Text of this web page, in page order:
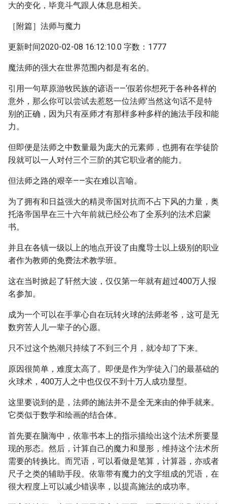
大的变化，毕竟斗气跟人体息息相关。
［附篇］法师与魔力
更新时间2020-02-08 16:12:10.0 字数：1777
魔法师的强大在世界范围内都是有名的。
引用一句草原游牧民族的谚语——‘假若你想死于各种各样的
意外，那么你可以尝试去惹怒一位法师’当然这句话不是特
别的正确，因为只有巫师才有那样多种多样的施法手段和能
力。
但即便是法师之中数量最为庞大的元素师，也拥有在学徒阶
段就可以一人对付三个三阶的其它职业者的能力。
但法师之路的艰辛——实在难以言喻。
为了拥有和日益强大的精灵帝国对抗而不占下风的力量，奥
托洛帝国早在三十六年前就已经公布了全系列的法术启蒙
书。
并且在各镇一级以上的地点开设了由魔导士以上级别的职业
者作为教师的免费法术教学班。
这在当时掀起了轩然大波，仅仅第一年就有超过400万人报
名参加。
成为一个可以在手掌心自在玩转火球的法师老爷，这可是无
数穷苦人儿一辈子的心愿。
只不过这个热潮只持续了不到三个月，就冷却了下来。
原因很简单，难度太高了。即便是作为学徒入门的最基础的
火球术，400万人之中也仅仅不到十万人成功显型。
这里要说到的是，法师的施法并不是全无来由的伸手就来。
它类似于数学和绘画的结合体。
首先要在脑海中，依靠书本上的指示描绘出这个法术所要显
现的形态。然后，计算自己的魔力和显形，维持这个法术所
需要的转换比。而咒语，可以看做是笔算，计算器，亦或者
尺子之类的辅助手段。依靠带有魔力的文字组成的咒语，在
很大程度上可以减少错误率，以提高施法的成功率。